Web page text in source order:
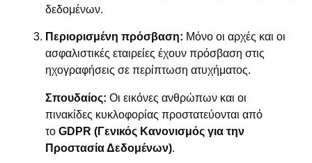
δεδομένων.
Περιορισμένη πρόσβαση: Μόνο οι αρχές και οι
ασφαλιστικές εταιρείες έχουν πρόσβαση στις
ηχογραφήσεις σε περίπτωση ατυχήματος.
Σπουδαίος: Οι εικόνες ανθρώπων και οι
πινακίδες κυκλοφορίας προστατεύονται από
το GDPR (Γενικός Κανονισμός για την
Προστασία Δεδομένων).